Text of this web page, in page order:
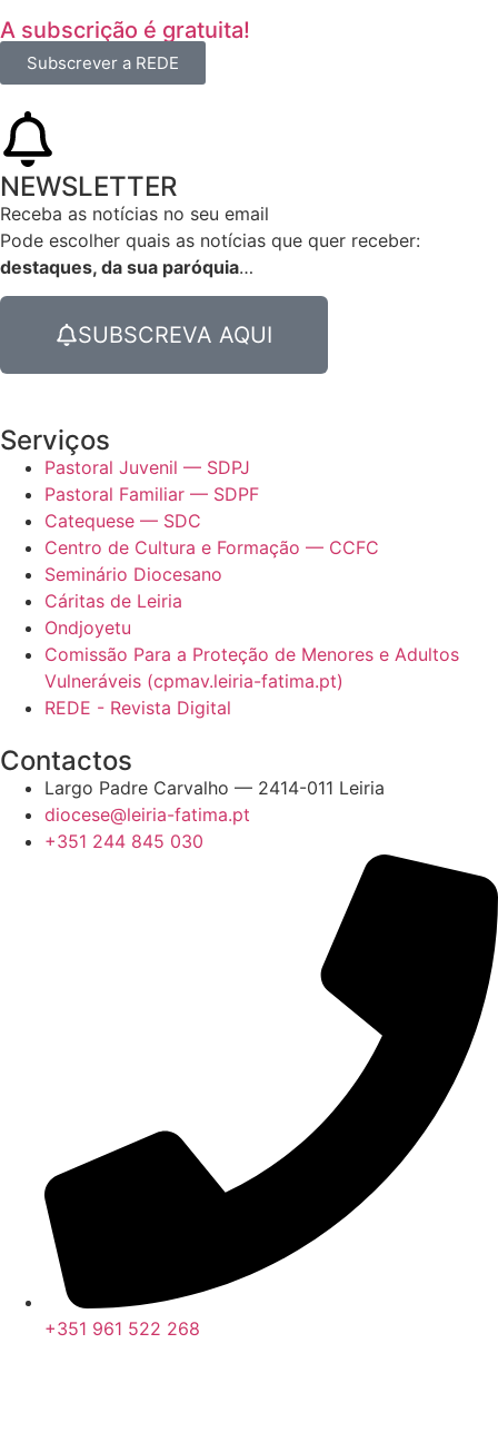
A subscrição é gratuita!
Subscrever a REDE
NEWSLETTER
Receba as notícias no seu email​
Pode escolher quais as notícias que quer receber:
destaques, da sua paróquia…
SUBSCREVA AQUI
Serviços
Pastoral Juvenil — SDPJ
Pastoral Familiar — SDPF
Catequese — SDC
Centro de Cultura e Formação — CCFC
Seminário Diocesano
Cáritas de Leiria
Ondjoyetu
Comissão Para a Proteção de Menores e Adultos
Vulneráveis (cpmav.leiria-fatima.pt)
REDE - Revista Digital
Contactos
Largo Padre Carvalho — 2414-011 Leiria
diocese@leiria-fatima.pt
+351 244 845 030
+351 961 522 268